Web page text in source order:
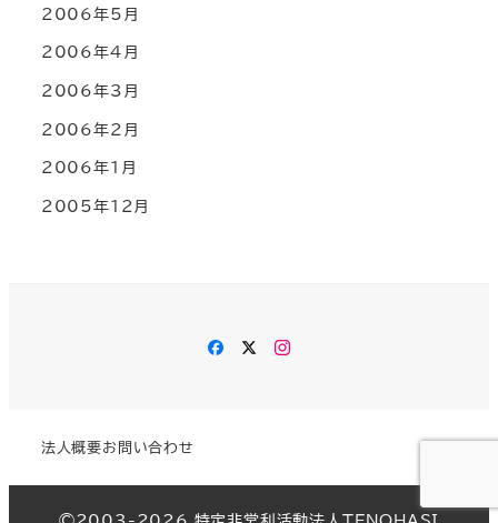
2006年5月
2006年4月
2006年3月
2006年2月
2006年1月
2005年12月
Facebook
Twitter
Instagram
法人概要お問い合わせ